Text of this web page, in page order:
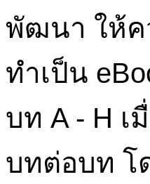
พัฒนา ให้ค
ทำเป็น
บท A - H เ
บทต่อบท โ